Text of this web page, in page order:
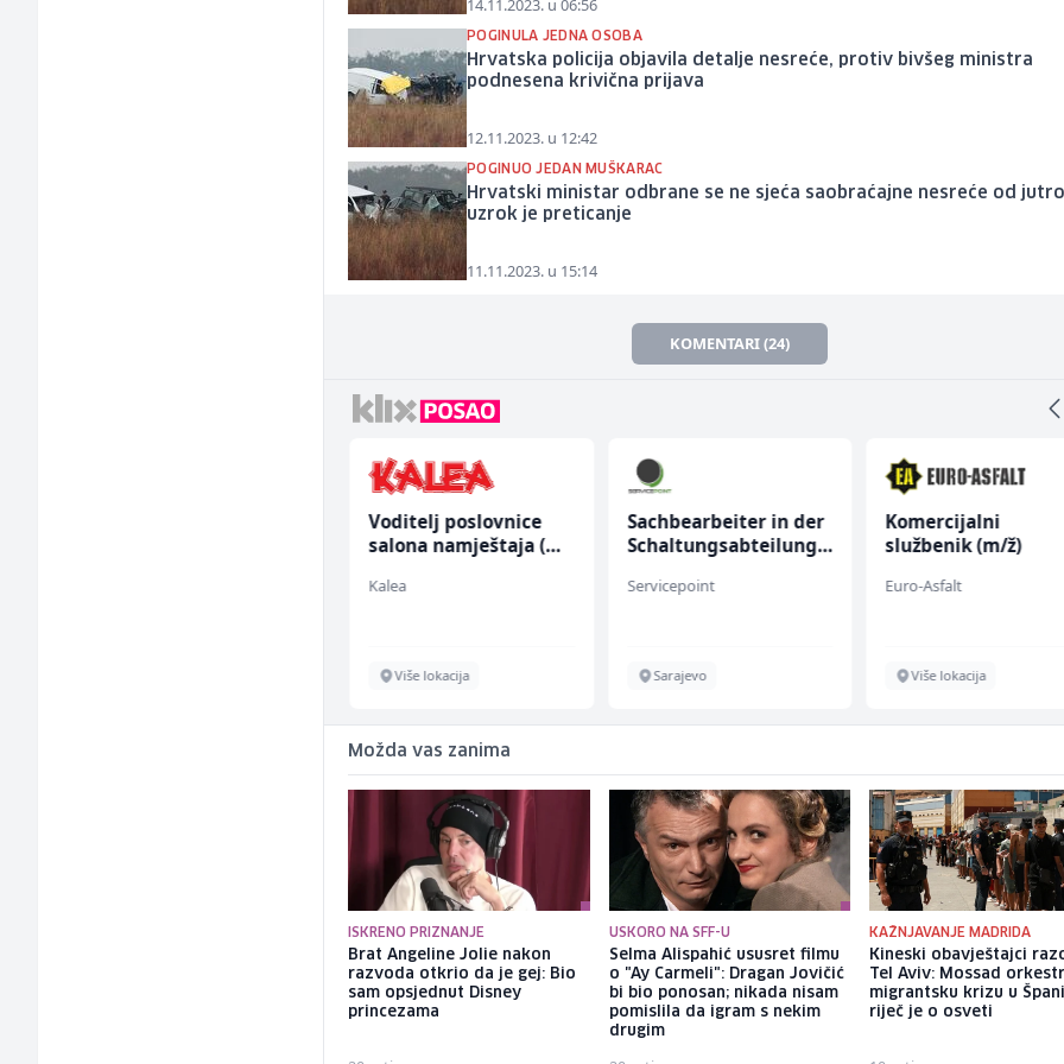
14.11.2023. u 06:56
POGINULA JEDNA OSOBA
Hrvatska policija objavila detalje nesreće, protiv bivšeg ministra
podnesena krivična prijava
12.11.2023. u 12:42
POGINUO JEDAN MUŠKARAC
Hrvatski ministar odbrane se ne sjeća saobraćajne nesreće od
uzrok je preticanje
11.11.2023. u 15:14
KOMENTARI (24)
Voditelj poslovnice
salona namještaja (m/
Kalea
Više lokacija
Sachbearbeiter in der
Schaltungsabteilung
Servicepoint
Sarajevo
Komercijalni
službenik (m/ž)
Euro-Asfalt
Više lokacija
Možda vas zanima
ISKRENO PRIZNANJE
Brat Angeline Jolie nakon
razvoda otkrio da je gej: Bio
sam opsjednut Disney
princezama
USKORO NA SFF-U
Selma Alispahić ususret filmu
o "Ay Carmeli": Dragan Jovičić
bi bio ponosan; nikada nisam
pomislila da igram s nekim
drugim
KAŽNJAVANJE MADRIDA
Kineski obavještajci
Tel Aviv: Mossad
migrantsku krizu u
riječ je o osveti